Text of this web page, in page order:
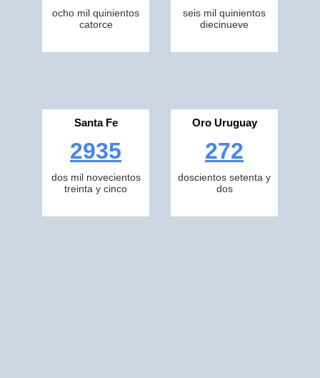
ocho mil quinientos
catorce
seis mil quinientos
diecinueve
Santa Fe
2935
dos mil novecientos
treinta y cinco
Oro Uruguay
272
doscientos setenta y
dos